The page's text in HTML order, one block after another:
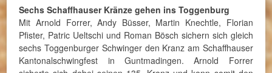
Sechs Schaffhauser Kränze gehen ins Toggenburg
Mit Arnold Forrer, Andy Büsser, Martin Knechtle, Florian
Pfister, Patric Ueltschi und Roman Bösch sichern sich gleich
sechs Toggenburger Schwinger den Kranz am Schaffhauser
Kantonalschwingfest in Guntmadingen. Arnold Forrer